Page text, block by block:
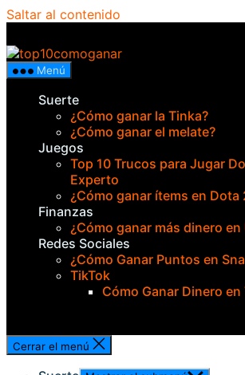
Saltar al contenido
Menú
Suerte
¿Cómo ganar la Tinka?
¿Cómo ganar el melate?
Juegos
Top 10 Trucos para Jugar
Experto
¿Cómo ganar ítems en Dota
Finanzas
¿Cómo ganar más dinero en
Redes Sociales
¿Cómo Ganar Puntos en
TikTok
Cómo Ganar Dinero en
Cerrar el menú